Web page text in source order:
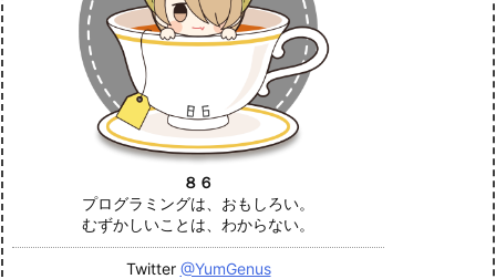
８６
プログラミングは、おもしろい。
むずかしいことは、わからない。
Twitter @YumGenus